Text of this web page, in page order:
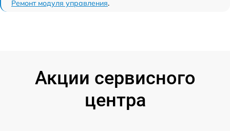
Ремонт модуля управления.
Акции сервисного
центра